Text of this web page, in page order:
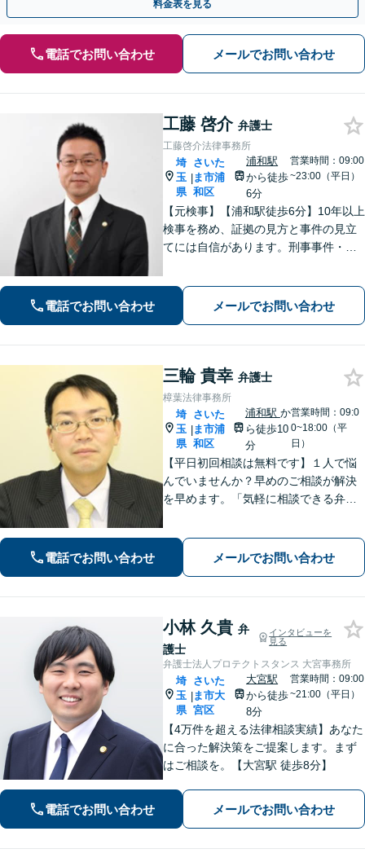
料金表を見る
電話でお問い合わせ メールでお問い合わせ
工藤 啓介 弁護士
工藤啓介法律事務所
埼
玉
県
|
さいた
ま市浦
和区
浦和駅
から徒歩
6分
営業時間：09:00
~23:00（平日）
【元検事】【浦和駅徒歩6分】10年以上
検事を務め、証拠の見方と事件の見立
てには自信があります。刑事事件・離
わせ下さい。
電話でお問い合わせ メールでお問い合わせ
三輪 貴幸 弁護士
樟葉法律事務所
埼
玉
県
|
さいた
ま市浦
和区
浦和駅 か
ら徒歩10
分
営業時間：09:0
0~18:00（平
日）
【平日初回相談は無料です】１人で悩
んでいませんか？早めのご相談が解決
を早めます。「気軽に相談できる弁護
かした迅速な行動力でサポートしま
す。まずはお気軽にご相談ください。
電話でお問い合わせ メールでお問い合わせ
小林 久貴 弁
護士
インタビューを
見る
弁護士法人プロテクトスタンス 大宮事務所
埼
玉
県
|
さいた
ま市大
宮区
大宮駅
から徒歩
8分
営業時間：09:00
~21:00（平日）
【4万件を超える法律相談実績】あなた
に合った解決策をご提案します。まず
はご相談を。【大宮駅 徒歩8分】
電話でお問い合わせ メールでお問い合わせ